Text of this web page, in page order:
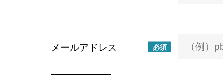
メールアドレス 必須